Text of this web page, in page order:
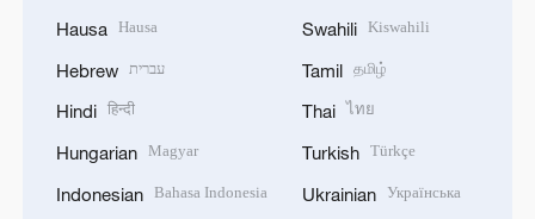
Hausa Hausa
Hebrew עברית
Hindi हिन्दी
Hungarian Magyar
Indonesian Bahasa Indonesia
Swahili Kiswahili
Tamil தமிழ்
Thai ไทย
Turkish Türkçe
Ukrainian Українська